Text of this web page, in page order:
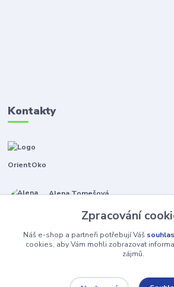
Kontakty
OrientOko
Alena Tomešová
(Po-Pá, 9-15 hod.)
info@orientoko.cz
Zpracování
Náš e-shop a partneři potřebují Váš souhlas
cookies, aby Vám mohli zobrazovat
zájmů.